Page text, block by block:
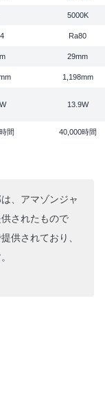
5000K
Ra80
29mm
1,198mm
13.9W
間 40,000時間
、アマゾンジャ
されたもので
供されており、